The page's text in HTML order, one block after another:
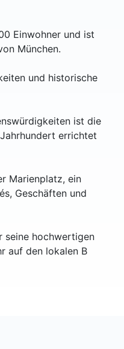
Einwohner und ist
München.
und historische
ist die
errichtet
Marienplatz, ein
Geschäften und
seine hochwertigen
auf den lokalen B